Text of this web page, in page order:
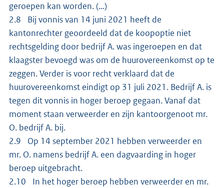
geroepen kan worden. (…)
2.8 Bij vonnis van 14 juni 2021 heeft de
kantonrechter geoordeeld dat de koopoptie niet
rechtsgelding door bedrijf A. was ingeroepen en dat
klaagster bevoegd was om de huurovereenkomst op te
zeggen. Verder is voor recht verklaard dat de
huurovereenkomst eindigt op 31 juli 2021. Bedrijf A. is
tegen dit vonnis in hoger beroep gegaan. Vanaf dat
moment staan verweerder en zijn kantoorgenoot mr.
O. bedrijf A. bij.
2.9 Op 14 september 2021 hebben verweerder en
mr. O. namens bedrijf A. een dagvaarding in hoger
beroep uitgebracht.
2.10 In het hoger beroep hebben verweerder en mr.